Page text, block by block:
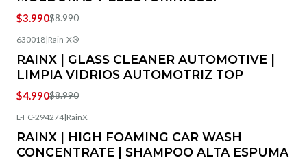
$3.990$8.990
Agotado
630018|Rain‑X®
RAINX | GLASS CLEANER AUTOMOTIVE |
LIMPIA VIDRIOS AUTOMOTRIZ TOP
$4.990$8.990
L-FC-294274|RainX
RAINX | HIGH FOAMING CAR WASH
CONCENTRATE | SHAMPOO ALTA ESPUMA